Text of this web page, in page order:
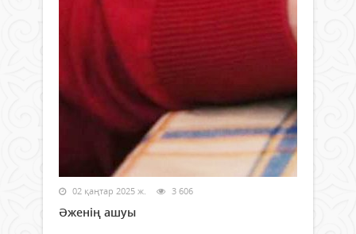
02 қаңтар 2025 ж. 3 606
Әженің ашуы